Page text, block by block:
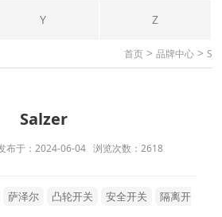
Y Z
首页 > 品牌中心 > S
Salzer
布于：2024-06-04 浏览次数：2618
萨泽尔 凸轮开关 安全开关 隔离开